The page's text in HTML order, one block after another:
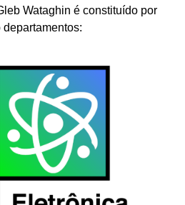
Wataghin é constituído por
departamentos: